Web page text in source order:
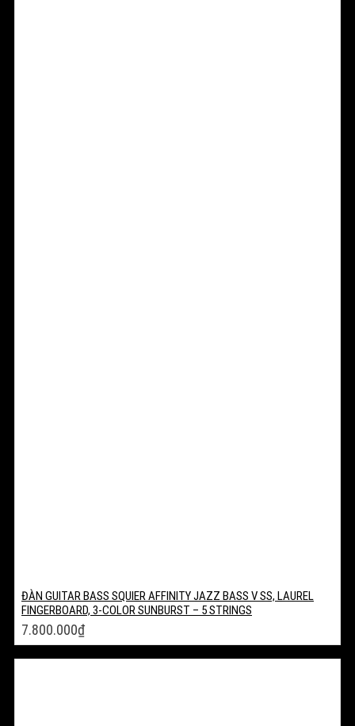
ĐÀN GUITAR BASS SQUIER AFFINITY JAZZ BASS V SS, LAUREL
FINGERBOARD, 3-COLOR SUNBURST – 5 STRINGS
7.800.000₫